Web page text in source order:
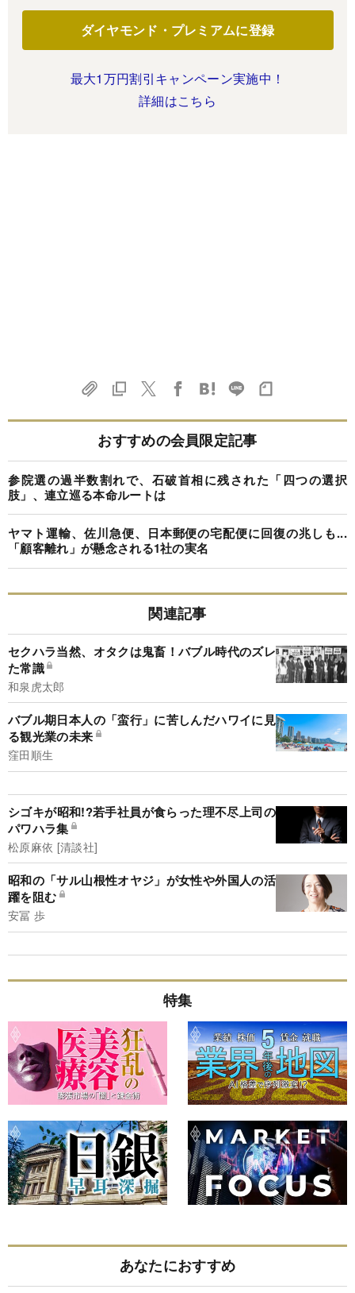
ダイヤモンド・プレミアムに登録
最大1万円割引キャンペーン実施中！
詳細はこちら
おすすめの会員限定記事
参院選の過半数割れで、石破首相に残された「四つの選択
肢」、連立巡る本命ルートは
ヤマト運輸、佐川急便、日本郵便の宅配便に回復の兆しも...
「顧客離れ」が懸念される1社の実名
関連記事
セクハラ当然、オタクは鬼畜！バブル時代のズレ
た常識
和泉虎太郎
バブル期日本人の「蛮行」に苦しんだハワイに見
る観光業の未来
窪田順生
シゴキが昭和!?若手社員が食らった理不尽上司の
パワハラ集
松原麻依 [清談社]
昭和の「サル山根性オヤジ」が女性や外国人の活
躍を阻む
安冨 歩
特集
あなたにおすすめ